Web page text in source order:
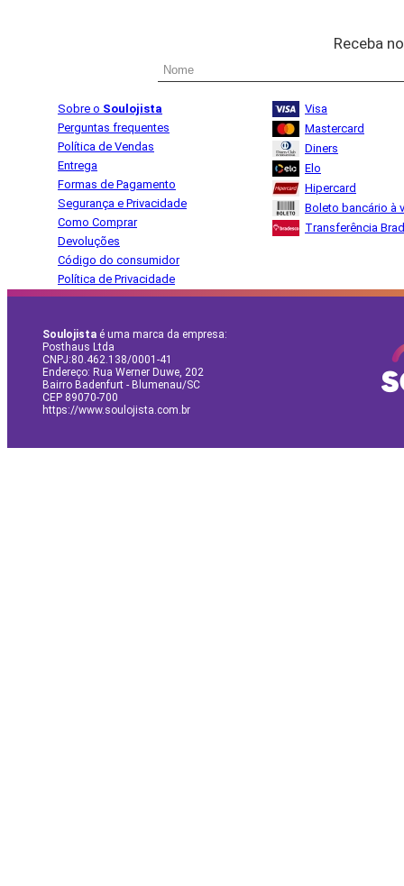
Receba
Sobre o Soulojista
Perguntas frequentes
Política de Vendas
Entrega
Formas de Pagamento
Segurança e Privacidade
Como Comprar
Devoluções
Código do consumidor
Política de Privacidade
Visa
Mastercard
Diners
Elo
Hipercard
Boleto bancário à
Transferência
Soulojista é uma marca da empresa:
Posthaus Ltda
CNPJ:80.462.138/0001-41
Endereço: Rua Werner Duwe, 202
Bairro Badenfurt - Blumenau/SC
CEP 89070-700
https://www.soulojista.com.br